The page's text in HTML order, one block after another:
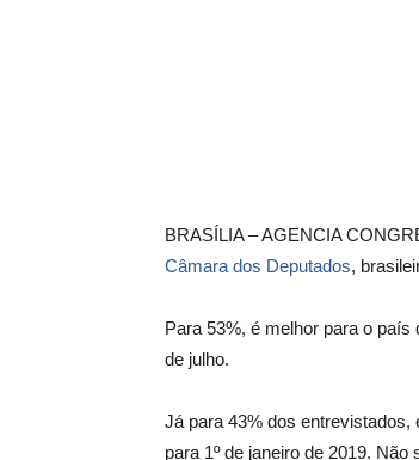
BRASÍLIA – AGENCIA
Câmara dos Deputados,
Para 53%, é melhor para o
de julho.
Já para 43% dos entrevistados,
para 1º de janeiro de 2019.